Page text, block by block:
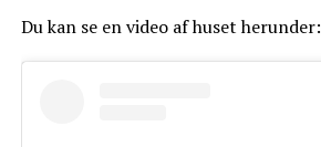
Du kan se en video af huset herunder: